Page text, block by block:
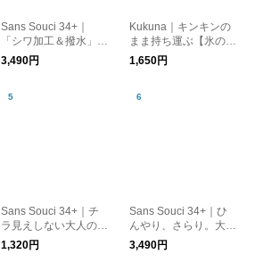
Sans Souci 34+｜
「シワ加工＆撥水」ス
トレッチ きれいめパ
ンツ
3,490円
Kukuna｜キンキンの
まま持ち運ぶ【氷の
う】アイスパック保冷
剤 3wayスティックボ
1,650円
Sans Souci 34+｜チ
ラ見えしない大人のコ
ットンタンクトップ
1,320円
Sans Souci 34+｜ひ
んやり、さらり。大人
の接触冷感Vネックカ
ーディガン
3,490円